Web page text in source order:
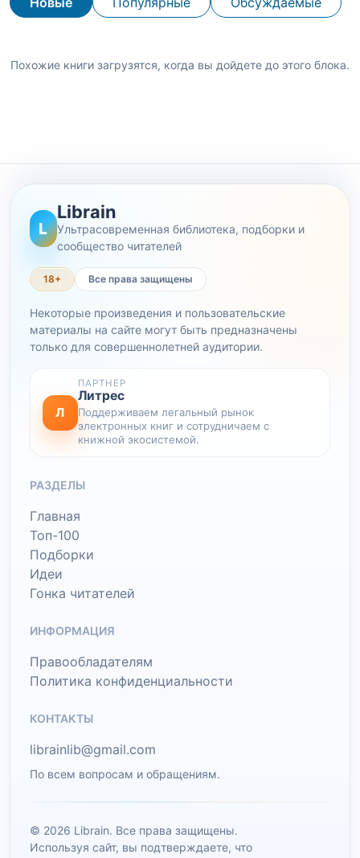
Похожие книги загрузятся, когда вы дойдете до этого блока.
L
Librain
Ультрасовременная библиотека, подборки и
сообщество читателей
18+ Все права защищены
Некоторые произведения и пользовательские
материалы на сайте могут быть предназначены
только для совершеннолетней аудитории.
Л
ПАРТНЕР
Литрес
Поддерживаем легальный рынок
электронных книг и сотрудничаем с
книжной экосистемой.
РАЗДЕЛЫ
Главная
Топ-100
Подборки
Идеи
Гонка читателей
ИНФОРМАЦИЯ
Правообладателям
Политика конфиденциальности
КОНТАКТЫ
librainlib@gmail.com
По всем вопросам и обращениям.
© 2026 Librain. Все права защищены.
Используя сайт, вы подтверждаете, что